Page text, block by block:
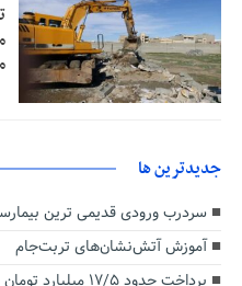
جديدترين ها
سردرب ورودی قدیمی ترین
آموزش آتش‌نشان‌های تربت‌جام
پرداخت حدود ۱۷/۵ میلیارد تومان تسهیلات به دامداران خوشابی